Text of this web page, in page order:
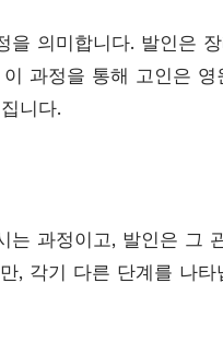
을 의미합니다. 발인은
과정을 통해 고인은
니다.
는 과정이고, 발인은 그
, 각기 다른 단계를 나타